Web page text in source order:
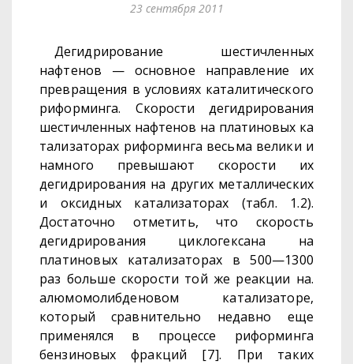
23 сентября 2011
Дегидрирование шестичленных
нафтенов — основное направле­ние их
превращения в условиях каталитического
риформинга. Ско­рости дегидрирования
шестичленных нафтенов на платиновых ка­
тализаторах риформинга весьма велики и
намного превышают ско­рости их
дегидрирования на других металлических
и оксидных ката­лизаторах (табл. 1.2).
Достаточно отметить, что скорость
дегидри­рования циклогексана на
платиновых катализаторах в
500—1300
раз больше скорости той же реакции на.
алюмомолибденовом катализа­торе,
который сравнительно недавно еще
применялся в процессе риформинга
бензиновых фракций [7].
При таких